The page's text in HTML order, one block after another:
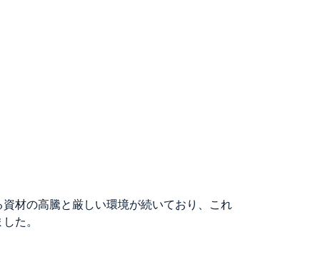
材の高騰と厳しい環境が続いており、これ
た。